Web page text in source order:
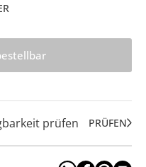
prüfen PRÜFEN